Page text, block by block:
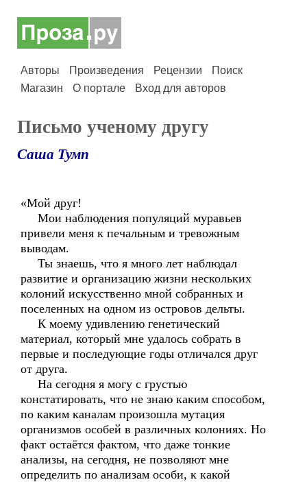
Авторы Произведения Рецензии
Поиск
Магазин
О портале Вход для авторов
Письмо ученому другу
Саша Тумп
«Мой друг!
Мои наблюдения популяций муравьев
привели меня к печальным и тревожным
выводам.
Ты знаешь, что я много лет наблюдал
развитие и организацию жизни нескольких
колоний искусственно мной собранных и
поселенных на одном из островов дельты.
К моему удивлению генетический
материал, который мне удалось собрать в
первые и последующие годы отличался друг
от друга.
На сегодня я могу с грустью
констатировать, что не знаю каким способом,
по каким каналам произошла мутация
организмов особей в различных колониях. Но
факт остаётся фактом, что даже тонкие
анализы, на сегодня, не позволяют мне
определить по анализам особи, к какой